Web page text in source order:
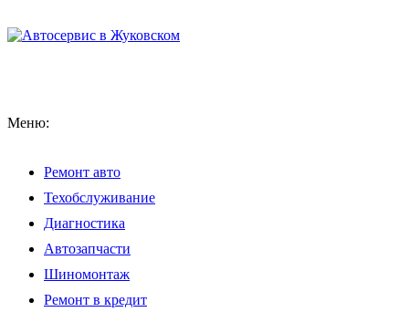
Меню:
Ремонт авто
Техобслуживание
Диагностика
Автозапчасти
Шиномонтаж
Ремонт в кредит